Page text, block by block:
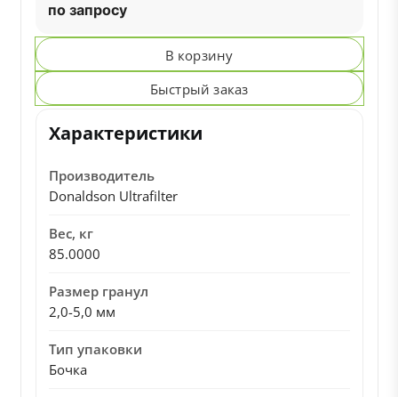
по запросу
В корзину
Быстрый заказ
Характеристики
Производитель
Donaldson Ultrafilter
Вес, кг
85.0000
Размер гранул
2,0-5,0 мм
Тип упаковки
Бочка